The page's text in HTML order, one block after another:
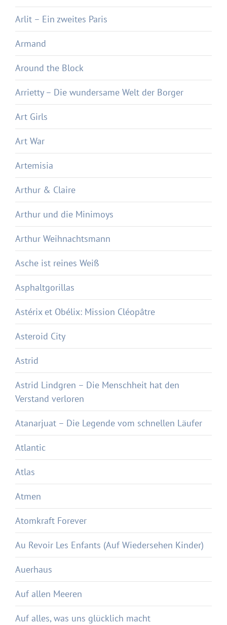
Arlit – Ein zweites Paris
Armand
Around the Block
Arrietty – Die wundersame Welt der Borger
Art Girls
Art War
Artemisia
Arthur & Claire
Arthur und die Minimoys
Arthur Weihnachtsmann
Asche ist reines Weiß
Asphaltgorillas
Astérix et Obélix: Mission Cléopâtre
Asteroid City
Astrid
Astrid Lindgren – Die Menschheit hat den
Verstand verloren
Atanarjuat – Die Legende vom schnellen Läufer
Atlantic
Atlas
Atmen
Atomkraft Forever
Au Revoir Les Enfants (Auf Wiedersehen Kinder)
Auerhaus
Auf allen Meeren
Auf alles, was uns glücklich macht